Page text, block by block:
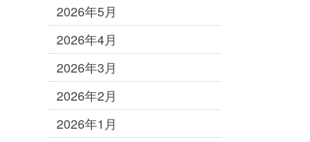
2026年5月
2026年4月
2026年3月
2026年2月
2026年1月